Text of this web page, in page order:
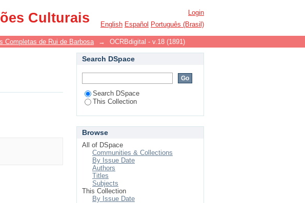
Culturais
Login
English Español Português (Brasil)
Completas de Rui de Barbosa → OCRBdigital - v.18 (1891)
Search DSpace
Search DSpace
This Collection
Browse
All of DSpace
Communities & Collections
By Issue Date
Authors
Titles
Subjects
This Collection
By Issue Date